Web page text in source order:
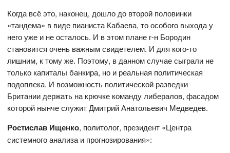
Когда всё это, наконец, дошло до второй половинки
«тандема» в виде пианиста Кабаева, то особого выхода у
него уже и не осталось. И в этом плане г-н Бородин
становится очень важным свидетелем. И для кого-то
лишним, к тому же. Поэтому, в данном случае сыграли не
только капиталы банкира, но и реальная политическая
подоплека. И возможность политической разведки
Британии держать на крючке команду либералов, фасадом
которой нынче служит Дмитрий Анатольевич Медведев.
Ростислав Ищенко, политолог, президент «Центра
системного анализа и прогнозирования»: